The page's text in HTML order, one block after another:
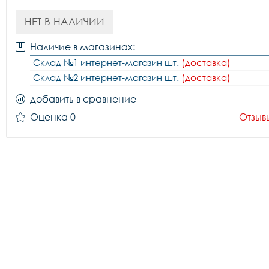
НЕТ В НАЛИЧИИ
Наличие в магазинах:
Склад №1 интернет-магазин шт. (доставка)
Склад №2 интернет-магазин шт. (доставка)
добавить в сравнение
Оценка 0